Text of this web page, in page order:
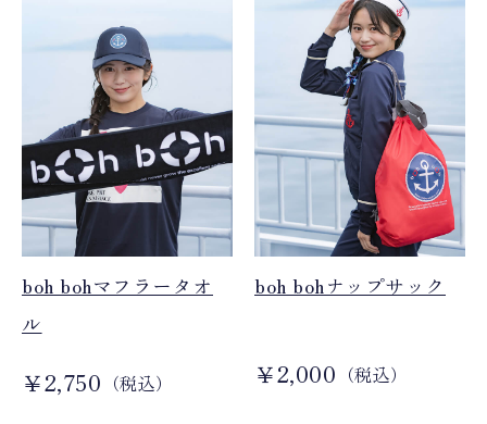
boh bohマフラータオ
ル
￥2,750 （税込）
boh bohナップサック
￥2,000 （税込）